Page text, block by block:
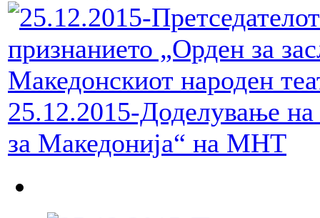
25.12.2015-Доделување на
за Македонија“ на МНТ